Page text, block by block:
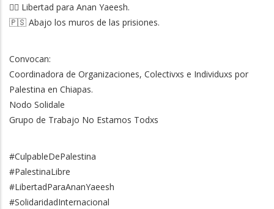
✊🏽 Libertad para Anan Yaeesh.
🇵🇸 Abajo los muros de las prisiones.
Convocan:
Coordinadora de Organizaciones, Colectivxs e Individuxs por
Palestina en Chiapas.
Nodo Solidale
Grupo de Trabajo No Estamos Todxs
#CulpableDePalestina
#PalestinaLibre
#LibertadParaAnanYaeesh
#SolidaridadInternacional